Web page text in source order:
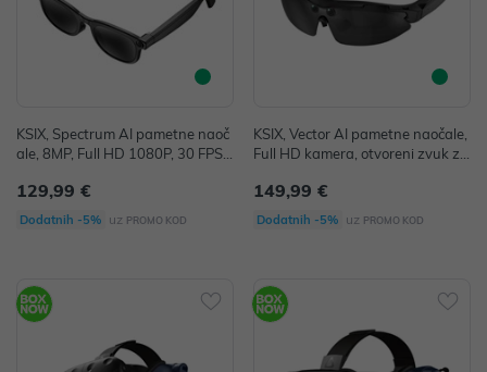
KSIX, Spectrum AI pametne naoč
ale, 8MP, Full HD 1080P, 30 FPS,
129,99 €
Dodatnih -5% uz PROMO KOD
KSIX, Vector AI pametne naočale,
Full HD kamera, otvoreni zvuk za
149,99 €
Dodatnih -5% uz PROMO KOD